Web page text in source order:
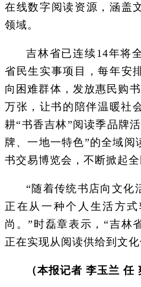
在线数字阅读资源，涵盖
领域。
吉林省已连续14年将
省民生实事项目，每年安
向困难群体，发放惠民购
万张，让书的陪伴温暖社
耕“书香吉林”阅读季品牌
牌、一地一特色”的全域阅
书交易博览会，不断掀起全
“随着传统书店向文化
正在从一种个人生活方
尚。”时磊章表示，“吉林
正在实现从阅读供给到文
（本报记者 李玉兰 任